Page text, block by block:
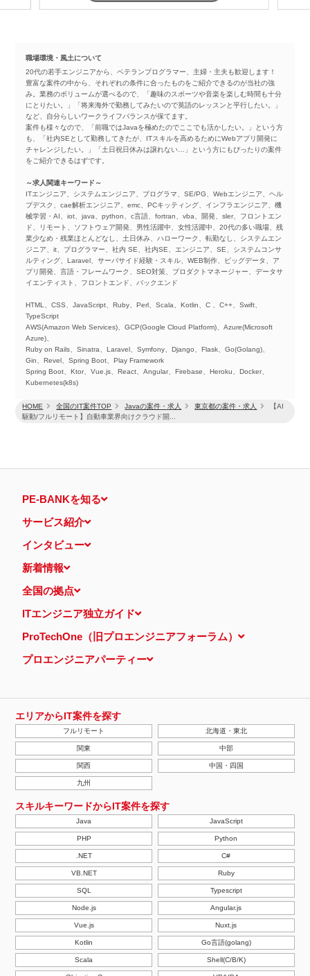
HOME 全国のIT案件TOP Javaの案件・求人 東京都の案件・求人
【AI
駆動/フルリモート】自動車業界向けクラウド開...
職場環境・風土について
20代の若手エンジニアから、ベテランプログラマー、主婦・主夫も歓迎します！
豊富な案件の中から、それぞれの条件に合ったものをご紹介できるのが当社の強
み。業務のボリュームが選べるので、「趣味のスポーツや音楽を楽しむ時間も十分
にとりたい。」「将来海外で勤務してみたいので英語のレッスンと平行したい。」
など、自分らしいワークライフバランスが保てます。
案件も様々なので、「前職ではJavaを極めたのでここでも活かしたい。」という方
も、「社内SEとして勤務してきたが、ITスキルを高めるためにWebアプリ開発に
チャレンジしたい。」「土日祝日休みは譲れない…」という方にもぴったりの案件
をご紹介できるはずです。
～求人関連キーワード～
ITエンジニア、システムエンジニア、プログラマ、SE/PG、Webエンジニア、ヘル
プデスク、cae解析エンジニア、emc、PCキッティング、インフラエンジニア、機
械学習・AI、iot、java、python、c言語、fortran、vba、開発、sler、フロントエン
ド、リモート、ソフトウェア開発、男性活躍中、女性活躍中、20代の多い職場、残
業少なめ・残業ほとんどなし、土日休み、ハローワーク、転勤なし、システムエン
ジニア、it、プログラマー、社内 SE、社内SE、エンジニア、SE、システムコンサ
ルティング、Laravel、サーバサイド経験・スキル、WEB制作、ビッグデータ、ア
プリ開発、言語・フレームワーク、SEO対策、プロダクトマネージャー、データサ
イエンティスト、フロントエンド、バックエンド
HTML、CSS、JavaScript、Ruby、Perl、Scala、Kotlin、C 、C++、Swift、
TypeScript
AWS(Amazon Web Services)、GCP(Google Cloud Platform)、Azure(Microsoft
Azure)、
Ruby on Rails、Sinatra、Laravel、Symfony、Django、Flask、Go(Golang)、
Gin、Revel、Spring Boot、Play Framework
Spring Boot、Ktor、Vue.js、React、Angular、Firebase、Heroku、Docker、
Kubernetes(k8s)
PE-BANKを知る
サービス紹介
インタビュー
新着情報
全国の拠点
ITエンジニア独立ガイド
ProTechOne（旧プロエンジニアフォーラム）
プロエンジニアパーティー
エリアからIT案件を探す
フルリモート 北海道・東北
関東 中部
関西 中国・四国
九州
スキルキーワードからIT案件を探す
Java JavaScript
PHP Python
.NET C#
VB.NET Ruby
SQL Typescript
Node.js Angular.js
Vue.js Nuxt.js
Kotlin Go言語(golang)
Scala Shell(C/B/K)